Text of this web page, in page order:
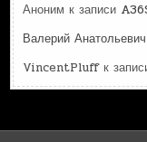
Аноним к записи
Валерий Анатольевич
VincentPluffк